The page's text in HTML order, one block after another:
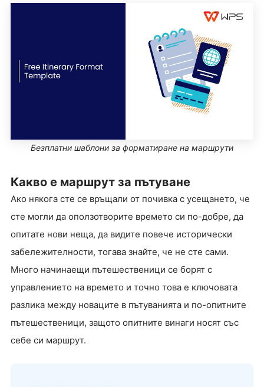
Безплатни шаблони за форматиране на маршрути
Какво е маршрут за пътуване
Ако някога сте се връщали от почивка с усещането, че
сте могли да оползотворите времето си по-добре, да
опитате нови неща, да видите повече исторически
забележителности, тогава знайте, че не сте сами.
Много начинаещи пътешественици се борят с
управлението на времето и точно това е ключовата
разлика между новаците в пътуванията и по-опитните
пътешественици, защото опитните винаги носят със
себе си маршрут.